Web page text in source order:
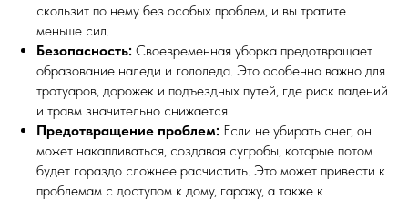
скользит по нему без особых проблем, и вы тратите
меньше сил.
Безопасность: Своевременная уборка предотвращает
образование наледи и гололеда. Это особенно важно для
тротуаров, дорожек и подъездных путей, где риск падений
и травм значительно снижается.
Предотвращение проблем: Если не убирать снег, он
может накапливаться, создавая сугробы, которые потом
будет гораздо сложнее расчистить. Это может привести к
проблемам с доступом к дому, гаражу, а также к